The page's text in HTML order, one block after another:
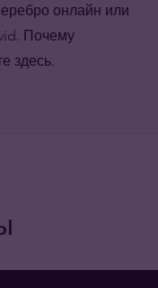
онлайн или
Почему
здесь.